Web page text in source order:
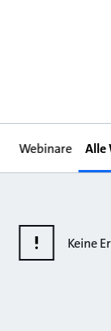
Webinare Alle
Keine